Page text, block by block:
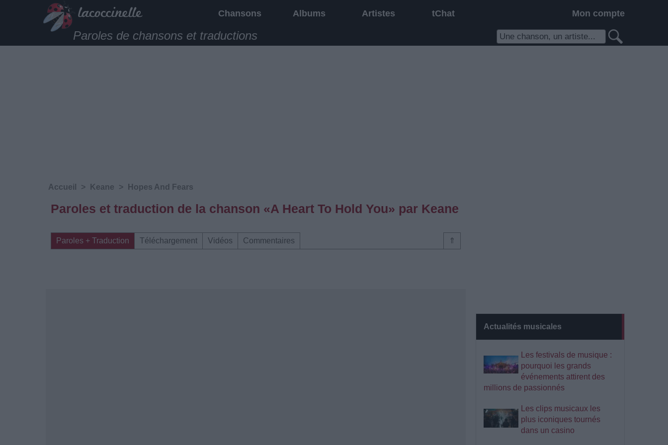
Chansons Albums Artistes tChat Mon compte
Paroles de chansons et traductions
Actualités musicales
Les festivals de musique :
pourquoi les grands
événements attirent des
millions de passionnés
Les clips musicaux les
plus iconiques tournés
dans un casino
Accueil > Keane > Hopes And Fears
Paroles et traduction de la chanson «A Heart To Hold You» par Keane
⇑
Paroles + Traduction Téléchargement Vidéos Commentaires